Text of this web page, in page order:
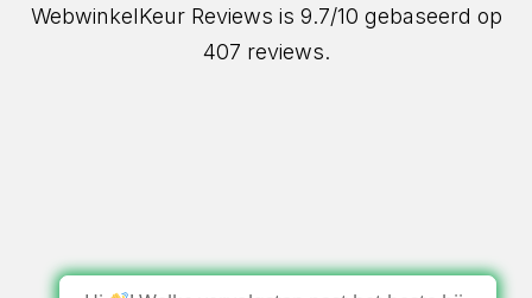
WebwinkelKeur Reviews is 9.7/10 gebaseerd op
407 reviews.